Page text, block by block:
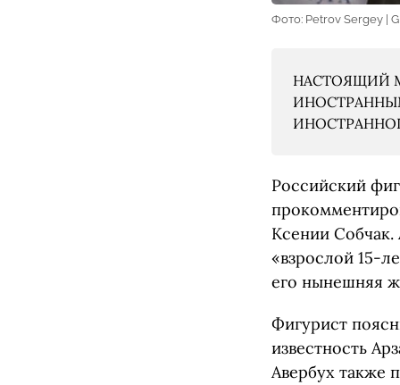
Фото: Petrov Sergey |
НАСТОЯЩИЙ
Российский
Ксении Собчак.
«взрослой 15-
его нынешняя
Фигурист
известность
Авербух также